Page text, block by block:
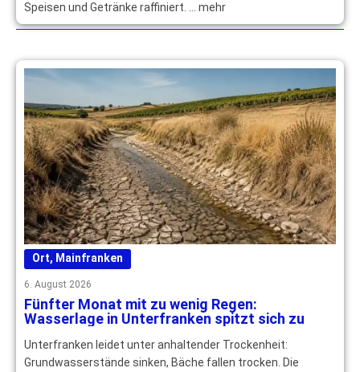
Speisen und Getränke raffiniert. … mehr
Ort, Mainfranken
6. August 2026
Fünfter Monat mit zu wenig Regen:
Wasserlage in Unterfranken spitzt sich zu
Unterfranken leidet unter anhaltender Trockenheit:
Grundwasserstände sinken, Bäche fallen trocken. Die